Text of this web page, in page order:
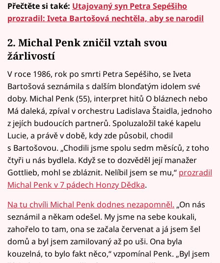
Přečtěte si také: Utajovaný syn Petra Sepéšiho
prozradil: Iveta Bartošová nechtěla, aby se narodil
2. Michal Penk zničil vztah svou
žárlivostí
V roce 1986, rok po smrti Petra Sepéšiho, se Iveta
Bartošová seznámila s dalším blonďatým idolem své
doby. Michal Penk (55), interpret hitů O bláznech nebo
Má daleká, zpíval v orchestru Ladislava Štaidla, jednoho
z jejích budoucích partnerů. Spoluzaložil také kapelu
Lucie, a právě v době, kdy zde působil, chodil
s Bartošovou. „Chodili jsme spolu sedm měsíců, z toho
čtyři u nás bydlela. Když se to dozvěděl její manažer
Gottlieb, mohl se zbláznit. Nelíbil jsem se mu,“ prozradil
Michal Penk v 7 pádech Honzy Dědka.
Na tu chvíli Michal Penk dodnes nezapomněl. „On nás
seznámil a někam odešel. My jsme na sebe koukali,
zahořelo to tam, ona se začala červenat a já jsem šel
domů a byl jsem zamilovaný až po uši. Ona byla
kouzelná, to bylo fakt něco,“ vzpomínal Penk. „Byl jsem